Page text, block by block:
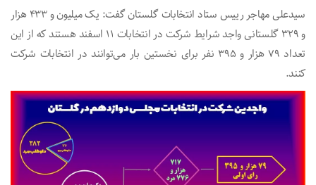
سیدعلی مهاجر رییس ستاد انتخابات گلستان گفت: یک میلیون و ۴۳۳ هزار
و ۳۲۹ گلستانی واجد شرایط شرکت در انتخابات ۱۱ اسفند هستند که از این
تعداد ۷۹ هزار و ۳۹۵ نفر برای نخستین بار می‌توانند در انتخابات شرکت
کنند.